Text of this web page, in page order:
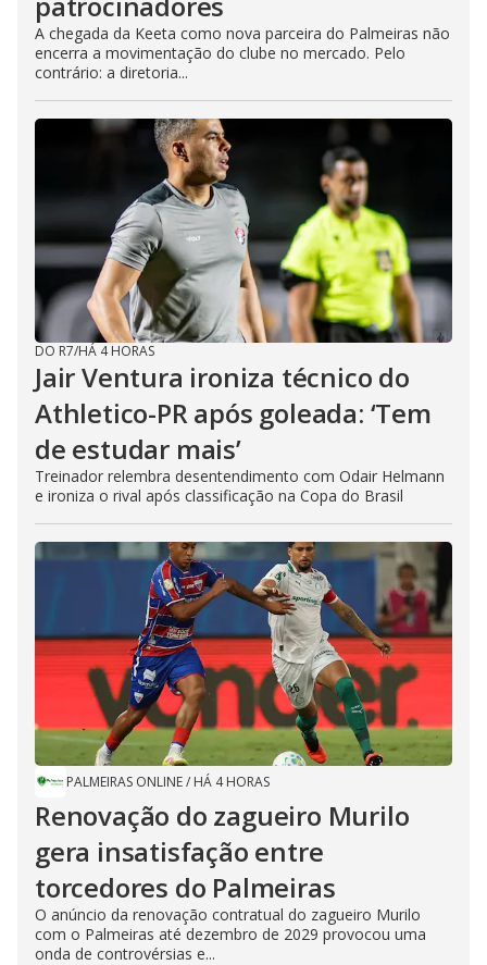
A chegada da Keeta como nova parceira do Palmeiras não
encerra a movimentação do clube no mercado. Pelo
contrário: a diretoria...
DO R7/HÁ 4 HORAS
Jair Ventura ironiza técnico do
Athletico-PR após goleada: ‘Tem
de estudar mais’
Treinador relembra desentendimento com Odair Helmann
e ironiza o rival após classificação na Copa do Brasil
PALMEIRAS ONLINE/ HÁ 4 HORAS
Renovação do zagueiro Murilo
gera insatisfação entre
torcedores do Palmeiras
O anúncio da renovação contratual do zagueiro Murilo
com o Palmeiras até dezembro de 2029 provocou uma
onda de controvérsias e...